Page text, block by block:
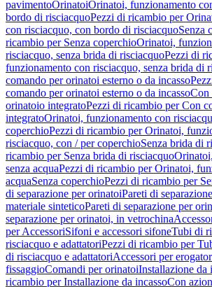
pavimentoOrinatoiOrinatoi, funzionamento
bordo di risciacquoPezzi di ricambio per
con risciacquo, con bordo di risciacquoSenza
ricambio per Senza coperchioOrinatoi,
risciacquo, senza brida di risciacquoPezzi di
funzionamento con risciacquo, senza brida di
comando per orinatoi esterno o da incasso
comando per orinatoi esterno o da incassoCon
orinatoio integratoPezzi di ricambio per Con
integratoOrinatoi, funzionamento con
coperchioPezzi di ricambio per Orinatoi,
risciacquo, con / per coperchioSenza brida di
ricambio per Senza brida di risciacquo
senza acquaPezzi di ricambio per Orinatoi,
acquaSenza coperchioPezzi di ricambio per
di separazione per orinatoiPareti di
materiale sinteticoPareti di separazione per
separazione per orinatoi, in vetrochina
per AccessoriSifoni e accessori sifoneTubi di
risciacquo e adattatoriPezzi di ricambio per
di risciacquo e adattatoriAccessori per
fissaggioComandi per orinatoiInstallazione da
ricambio per Installazione da incassoCon